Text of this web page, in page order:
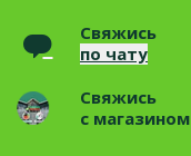
Свяжись
по чату
Свяжись
с магазином